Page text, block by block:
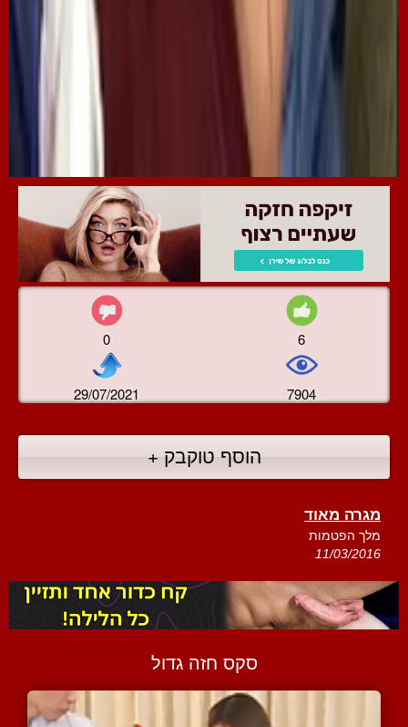
0 6
29/07/2021 7904
הוסף טוקבק +
מגרה מאוד
מלך הפטמות
11/03/2016
סקס חזה גדול